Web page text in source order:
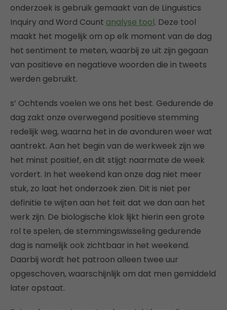
onderzoek is gebruik gemaakt van de Linguistics
Inquiry and Word Count analyse tool. Deze tool
maakt het mogelijk om op elk moment van de dag
het sentiment te meten, waarbij ze uit zijn gegaan
van positieve en negatieve woorden die in tweets
werden gebruikt.
s’ Ochtends voelen we ons het best. Gedurende de
dag zakt onze overwegend positieve stemming
redelijk weg, waarna het in de avonduren weer wat
aantrekt. Aan het begin van de werkweek zijn we
het minst positief, en dit stijgt naarmate de week
vordert. In het weekend kan onze dag niet meer
stuk, zo laat het onderzoek zien. Dit is niet per
definitie te wijten aan het feit dat we dan aan het
werk zijn. De biologische klok lijkt hierin een grote
rol te spelen, de stemmingswisseling gedurende
dag is namelijk ook zichtbaar in het weekend.
Daarbij wordt het patroon alleen twee uur
opgeschoven, waarschijnlijk om dat men gemiddeld
later opstaat.